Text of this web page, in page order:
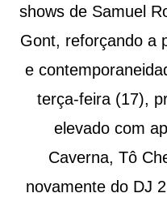
shows de Samuel
Gont, reforçando a
e
terça-feira (17),
elevado com
Caverna, Tô
novamente do DJ